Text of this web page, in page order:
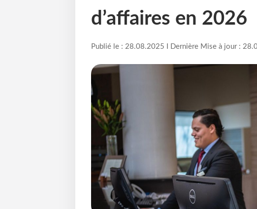
d’affaires en 2026
Publié le : 28.08.2025 I Dernière Mise à jour :